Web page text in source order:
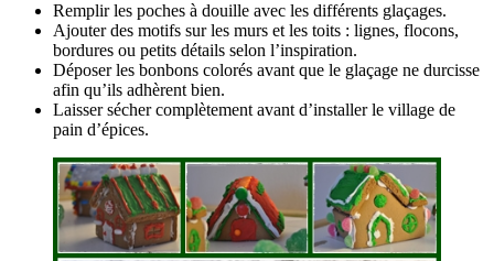
Remplir les poches à douille avec les différents glaçages.
Ajouter des motifs sur les murs et les toits : lignes, flocons,
bordures ou petits détails selon l’inspiration.
Déposer les bonbons colorés avant que le glaçage ne durcisse
afin qu’ils adhèrent bien.
Laisser sécher complètement avant d’installer le village de
pain d’épices.